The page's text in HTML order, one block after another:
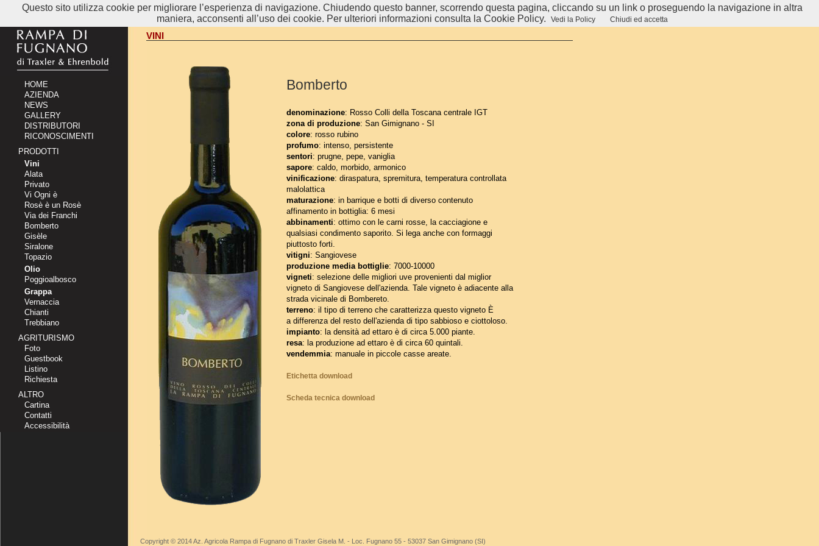
VINI
Bomberto
denominazione: Rosso Colli della Toscana centrale IGT
zona di produzione: San Gimignano - SI
colore: rosso rubino
profumo: intenso, persistente
sentori: prugne, pepe, vaniglia
sapore: caldo, morbido, armonico
vinificazione: diraspatura, spremitura, temperatura controllata
malolattica
maturazione: in barrique e botti di diverso contenuto
affinamento in bottiglia: 6 mesi
abbinamenti: ottimo con le carni rosse, la cacciagione e
qualsiasi condimento saporito. Si lega anche con formaggi
piuttosto forti.
vitigni: Sangiovese
produzione media bottiglie: 7000-10000
vigneti: selezione delle migliori uve provenienti dal miglior
vigneto di Sangiovese dell'azienda. Tale vigneto è adiacente alla
strada vicinale di Bombereto.
terreno: il tipo di terreno che caratterizza questo vigneto È
a differenza del resto dell'azienda di tipo sabbioso e ciottoloso.
impianto: la densità ad ettaro è di circa 5.000 piante.
resa: la produzione ad ettaro è di circa 60 quintali.
vendemmia: manuale in piccole casse areate.
Etichetta download
Scheda tecnica download
HOME
AZIENDA
NEWS
GALLERY
DISTRIBUTORI
RICONOSCIMENTI
PRODOTTI
Vini
Alata
Privato
Vi Ogni è
Rosè è un Rosè
Via dei Franchi
Bomberto
Gisèle
Siralone
Topazio
Olio
Poggioalbosco
Grappa
Vernaccia
Chianti
Trebbiano
AGRITURISMO
Foto
Guestbook
Listino
Richiesta
ALTRO
Cartina
Contatti
Accessibilità
Copyright © 2014 Az. Agricola Rampa di Fugnano di Traxler Gisela M. - Loc. Fugnano 55 - 53037 San Gimignano (SI)
Questo sito utilizza cookie per migliorare l’esperienza di navigazione. Chiudendo questo banner, scorrendo questa pagina, cliccando su un link o proseguendo la navigazione in altra
maniera, acconsenti all’uso dei cookie. Per ulteriori informazioni consulta la Cookie Policy.
Vedi la Policy Chiudi ed accetta